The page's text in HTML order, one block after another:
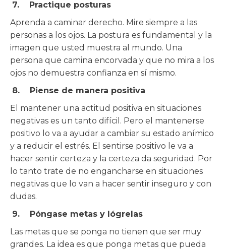
7. Practique posturas
Aprenda a caminar derecho. Mire siempre a las
personas a los ojos. La postura es fundamental y la
imagen que usted muestra al mundo. Una
persona que camina encorvada y que no mira a los
ojos no demuestra confianza en sí mismo.
8. Piense de manera positiva
El mantener una actitud positiva en situaciones
negativas es un tanto difícil. Pero el mantenerse
positivo lo va a ayudar a cambiar su estado anímico
y a reducir el estrés. El sentirse positivo le va a
hacer sentir certeza y la certeza da seguridad. Por
lo tanto trate de no engancharse en situaciones
negativas que lo van a hacer sentir inseguro y con
dudas.
9. Póngase metas y lógrelas
Las metas que se ponga no tienen que ser muy
grandes. La idea es que ponga metas que pueda